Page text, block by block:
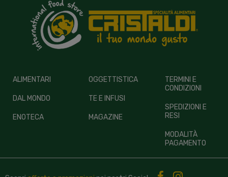
ALIMENTARI
DAL MONDO
ENOTECA
OGGETTISTICA
TE E INFUSI
MAGAZINE
TERMINI E
CONDIZIONI
SPEDIZIONI E
RESI
MODALITÀ
PAGAMENTO